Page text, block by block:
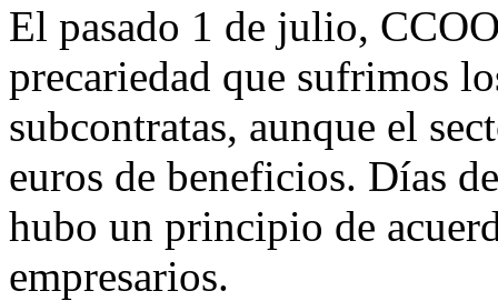
El pasado 1 de julio,
precariedad que sufrimos
subcontratas, aunque el
euros de beneficios. Días
hubo un principio de
empresarios.